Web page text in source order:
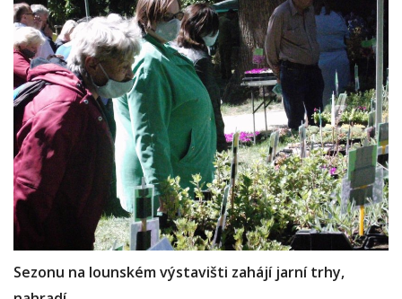
Sezonu na lounském výstavišti zahájí jarní trhy,